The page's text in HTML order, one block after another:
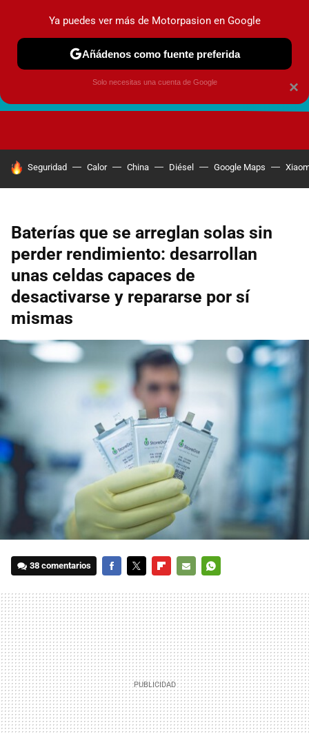
HOY SE HABLA DE
Seguridad Calor China Diésel Google Maps
Baterías que se arreglan solas sin
perder rendimiento: desarrollan
unas celdas capaces de
desactivarse y repararse por sí
mismas
38 comentarios
MAIL
×
Ya puedes ver más de Motorpasion en Google
Añádenos como fuente preferida
Solo necesitas una cuenta de Google